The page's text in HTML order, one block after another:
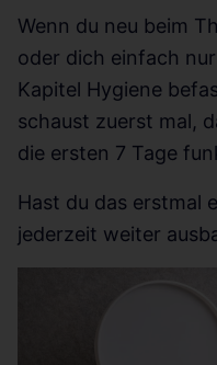
Wenn du neu beim
oder dich einfach
Kapitel Hygiene
schaust zuerst mal,
die ersten 7 Tage
Hast du das erstmal
jederzeit weiter